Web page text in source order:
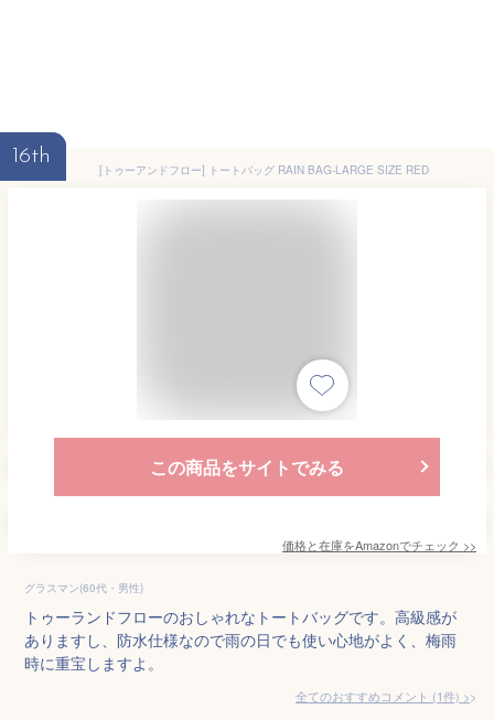
16th
[トゥーアンドフロー] トートバッグ RAIN BAG-LARGE SIZE RED
この商品をサイトでみる
価格と在庫をAmazonでチェック >>
グラスマン(60代・男性)
トゥーランドフローのおしゃれなトートバッグです。高級感が
ありますし、防水仕様なので雨の日でも使い心地がよく、梅雨
時に重宝しますよ。
全てのおすすめコメント (1件) >